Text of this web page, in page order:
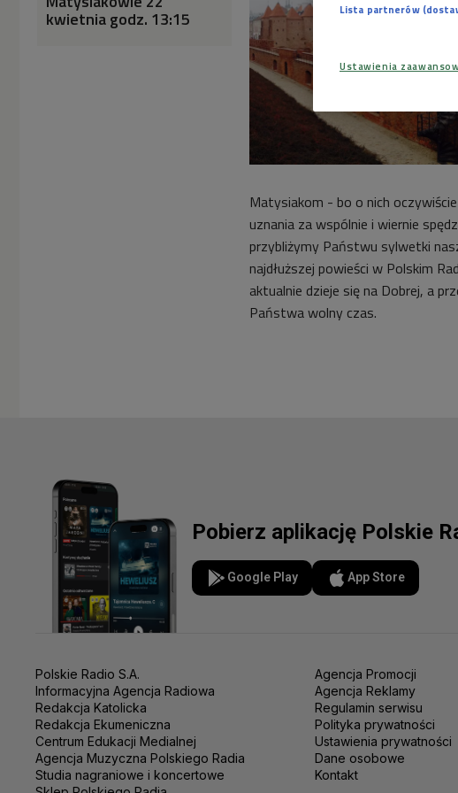
kwietnia godz. 13:15
Matysiakom - bo o nich
uznania za wspólnie i wiernie
przybliżymy Państwu sylwetki
najdłuższej powieści w Polskim
aktualnie dzieje się na Dobrej, a
Państwa wolny czas.
Pobierz aplikację Polskie
Google Play App Store
Polskie Radio S.A.
Informacyjna Agencja Radiowa
Redakcja Katolicka
Redakcja Ekumeniczna
Centrum Edukacji Medialnej
Agencja Muzyczna Polskiego Radia
Studia nagraniowe i koncertowe
Agencja Promocji
Agencja Reklamy
Regulamin serwisu
Polityka prywatności
Ustawienia prywatności
Dane osobowe
Kontakt
Lista partnerów
Ustawienia